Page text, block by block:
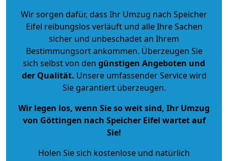
Wir sorgen dafür, dass Ihr Umzug nach Speicher
Eifel reibungslos verläuft und alle Ihre Sachen
sicher und unbeschadet an Ihrem
Bestimmungsort ankommen. Überzeugen Sie
sich selbst von den günstigen Angeboten und
der Qualität. Unsere umfassender Service wird
Sie garantiert überzeugen.
Wir legen los, wenn Sie so weit sind, Ihr Umzug
von Göttingen nach Speicher Eifel wartet auf
Sie!
Holen Sie sich kostenlose und natürlich